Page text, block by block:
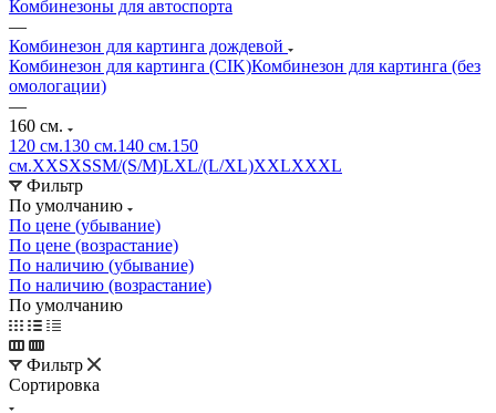
Комбинезоны для автоспорта
—
Комбинезон для картинга дождевой
Комбинезон для картинга (CIK)Комбинезон для картинга (без
омологации)
—
160 см.
120 см.130 см.140 см.150
см.XXSXSSM/(S/M)LXL/(L/XL)XXLXXXL
Фильтр
По умолчанию
По цене (убывание)
По цене (возрастание)
По наличию (убывание)
По наличию (возрастание)
По умолчанию
Фильтр
Сортировка